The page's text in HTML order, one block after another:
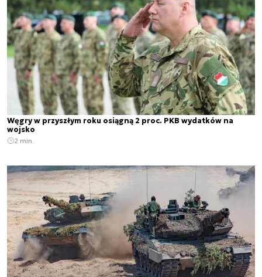
Węgry w przyszłym roku osiągną 2 proc. PKB wydatków na
wojsko
2 min.